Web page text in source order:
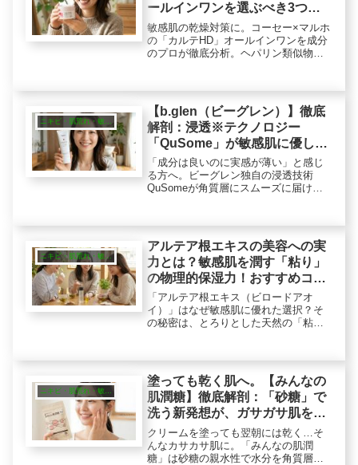
ールインワンを選ぶべき3つの
ロジック
敏感肌の乾燥対策に。コーセー×マルホ
の「カルテHD」オールインワンを成分
のプロが徹底分析。ヘパリン類似物質
らし、1日50円で叶う「お守り保湿」の
実力とは？
【b.glen（ビーグレン）】徹底
解剖：浸透※テクノロジー
「QuSome」が敏感肌に優しい
理由
「成分は良いのに実感が薄い」と感じ
る方へ。ビーグレン独自の浸透技術
QuSomeが角質層にスムーズに届ける
徹底解説。Cセラムやクレイ洗顔の使用
感レビューも。
ニキビ・肌荒れ・敏感肌
アルテア根エキスの美容への実
力とは？敏感肌を潤す「粘り」
の物理的保湿力！おすすめコス
メも紹介！
「アルテア根エキス（ビロードアオ
イ）」はなぜ敏感肌に優れた選択？そ
の秘密は、とろりとした天然の「粘
容への実力を解説。この成分を大切に
育てているオーガニックブランドも紹
介します。
ニキビ・肌荒れ・敏感肌
塗っても乾く肌へ。【みんなの
肌潤糖】徹底解剖：「砂糖」で
洗う新発想が、ガサガサ肌を潤
す理由
クリームを塗っても翌朝には乾く…そ
んなカサカサ肌に。「みんなの肌潤
糖」は砂糖の親水性で水分を角質層に